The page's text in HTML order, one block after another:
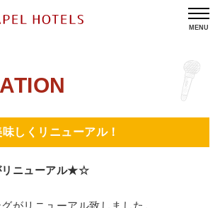
MENU
しくリニューアル！
ニューアル★☆
がリニューアル致しました。